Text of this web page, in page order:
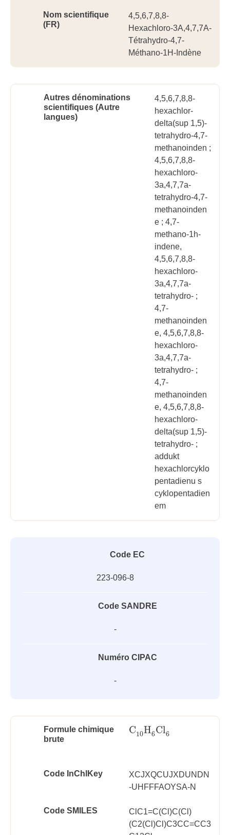
Nom scientifique
(FR)
4,5,6,7,8,8-
Hexachloro-3A,4,7,7A-
Tétrahydro-4,7-
Méthano-1H-Indène
Autres dénominations
scientifiques (Autre
langues)
4,5,6,7,8,8-
hexachlor-
delta(sup 1,5)-
tetrahydro-4,7-
methanoinden ;
4,5,6,7,8,8-
hexachloro-
3a,4,7,7a-
tetrahydro-4,7-
methanoinden
e ; 4,7-
methano-1h-
indene,
4,5,6,7,8,8-
hexachloro-
3a,4,7,7a-
tetrahydro- ;
4,7-
methanoinden
e, 4,5,6,7,8,8-
hexachloro-
3a,4,7,7a-
tetrahydro- ;
4,7-
methanoinden
e, 4,5,6,7,8,8-
hexachloro-
delta(sup 1,5)-
tetrahydro- ;
addukt
hexachlorcyklo
pentadienu s
cyklopentadien
em
Code EC
223-096-8
Code SANDRE
-
Numéro CIPAC
-
Formule chimique
brute
C10H6Cl6
C10H6Cl6
Code InChlKey
XCJXQCUJXDUNDN
-UHFFFAOYSA-N
Code SMILES
ClC1=C(Cl)C(Cl)
(C2(Cl)Cl)C3CC=CC3